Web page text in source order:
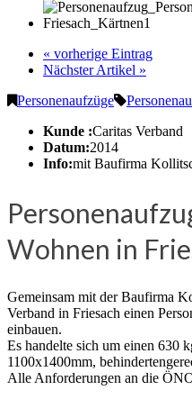
« vorherige Eintrag
Nächster Artikel »
Personenaufzüge
Kunde :Caritas Verband
Datum:2014
Info:mit Baufirma
Wohnen in
Gemeinsam mit der Baufirma
Verband in Friesach einen
einbauen.
Es handelte sich um einen 630
1100x1400mm,
Alle Anforderungen an die